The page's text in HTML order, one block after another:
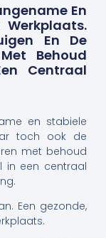
En
En De
Behoud
Centraal
en stabiele
toch ook de
met behoud
in een centraal
Een gezonde,